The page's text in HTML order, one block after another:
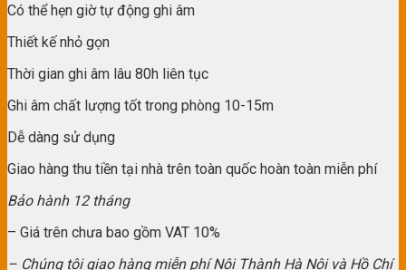
Có thể hẹn giờ tự động ghi âm
Thiết kế nhỏ gọn
Thời gian ghi âm lâu 80h liên tục
Ghi âm chất lượng tốt trong phòng 10-15m
Dễ dàng sử dụng
Giao hàng thu tiền tại nhà trên toàn quốc hoàn toàn miễn phí
Bảo hành 12 tháng
– Giá trên chưa bao gồm VAT 10%
– Chúng tôi giao hàng miễn phí Nội Thành Hà Nội và Hồ Chí